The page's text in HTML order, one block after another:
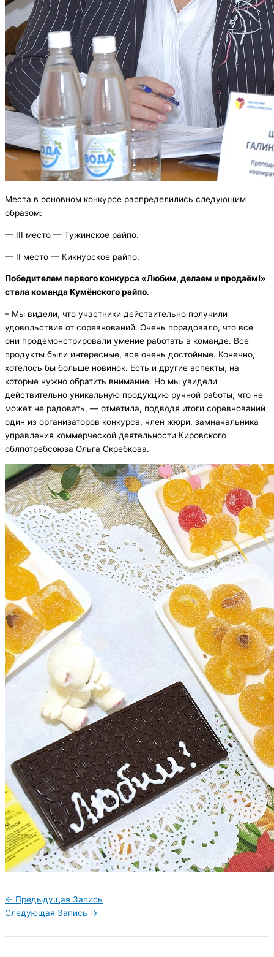
Места в основном конкурсе распределились следующим
образом:
— III место — Тужинское райпо.
— II место — Кикнурское райпо.
Победителем первого конкурса «Любим, делаем и продаём!»
стала команда Кумёнского райпо.
– Мы видели, что участники действительно получили
удовольствие от соревнований. Очень порадовало, что все
они продемонстрировали умение работать в команде. Все
продукты были интересные, все очень достойные. Конечно,
хотелось бы больше новинок. Есть и другие аспекты, на
которые нужно обратить внимание. Но мы увидели
действительно уникальную продукцию ручной работы, что не
может не радовать, — отметила, подводя итоги соревнований
один из организаторов конкурса, член жюри, замначальника
управления коммерческой деятельности Кировского
облпотребсоюза Ольга Скребкова.
← Предыдущая Запись
Следующая Запись →